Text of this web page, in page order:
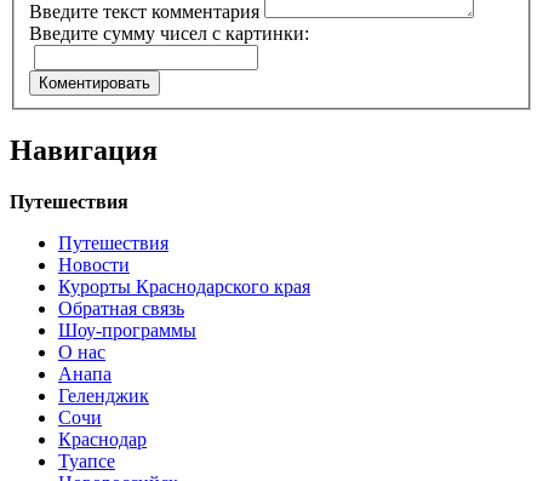
Введите текст комментария
Введите сумму чисел с картинки:
Навигация
Путешествия
Путешествия
Новости
Курорты Краснодарского края
Обратная связь
Шоу-программы
О нас
Анапа
Геленджик
Сочи
Краснодар
Туапсе